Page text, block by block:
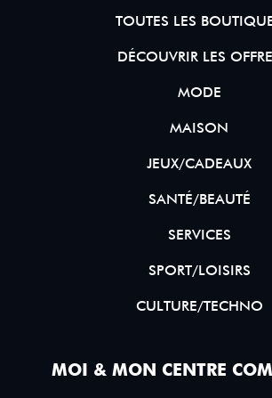
TOUTES LES
DÉCOUVRIR LES
MODE
MAISON
JEUX/CADEAUX
SANTÉ/BEAUTÉ
SERVICES
SPORT/LOISIRS
CULTURE/TECHNO
MOI & MON CENTRE